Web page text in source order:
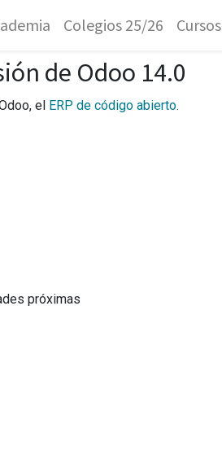
Colegios 25/26 Cursos
de Odoo 14.0
el ERP de código abierto.
próximas